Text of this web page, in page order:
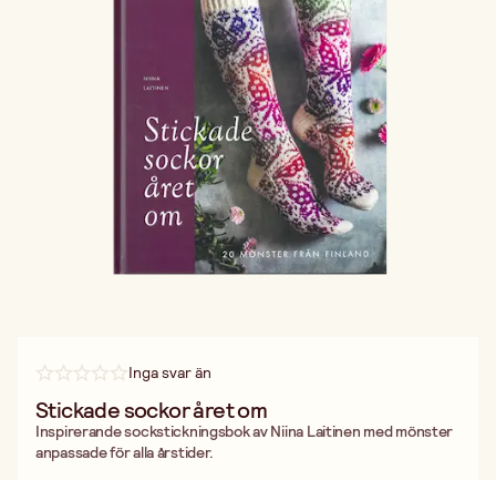
Inga svar än
Stickade sockor året om
Inspirerande sockstickningsbok av Niina Laitinen med mönster
anpassade för alla årstider.